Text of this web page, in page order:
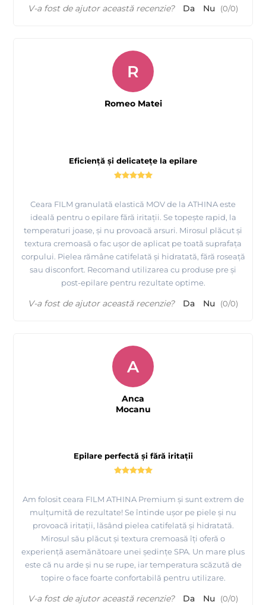
V-a fost de ajutor această recenzie? Da Nu (0/0)
Eficiență și delicatețe la epilare
Ceara FILM granulată elastică MOV de la ATHINA este
ideală pentru o epilare fără iritații. Se topește rapid, la
temperaturi joase, și nu provoacă arsuri. Mirosul plăcut și
textura cremoasă o fac ușor de aplicat pe toată suprafața
corpului. Pielea rămâne catifelată și hidratată, fără roseață
sau disconfort. Recomand utilizarea cu produse pre și
post-epilare pentru rezultate optime.
R
Romeo Matei
V-a fost de ajutor această recenzie? Da Nu (0/0)
Epilare perfectă și fără iritații
Am folosit ceara FILM ATHINA Premium și sunt extrem de
mulțumită de rezultate! Se întinde ușor pe piele și nu
provoacă iritații, lăsând pielea catifelată și hidratată.
Mirosul său plăcut și textura cremoasă îți oferă o
experiență asemănătoare unei ședințe SPA. Un mare plus
este că nu arde și nu se rupe, iar temperatura scăzută de
topire o face foarte confortabilă pentru utilizare.
A
Anca
Mocanu
V-a fost de ajutor această recenzie? Da Nu (0/0)